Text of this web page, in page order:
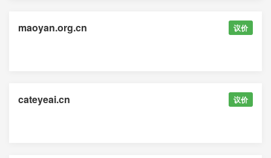
maoyan.org.cn 议价
cateyeai.cn 议价